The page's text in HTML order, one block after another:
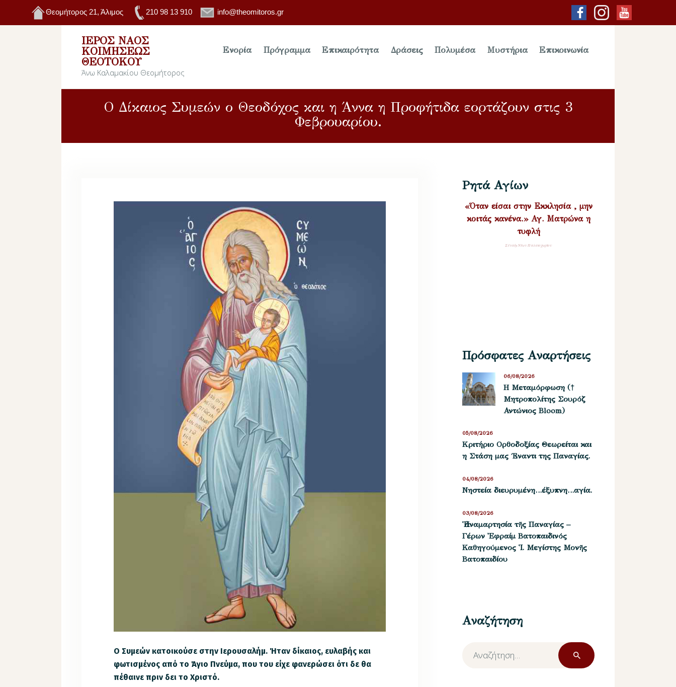
Θεομήτορος 21, Άλιμος 210 98 13 910 info@theomitoros.gr
ΙΕΡΌΣ ΝΑΌΣ
ΚΟΙΜΉΣΕΩΣ
ΘΕΟΤΌΚΟΥ
Άνω Καλαμακίου Θεομήτορος
Ενορία Πρόγραμμα Επικαιρότητα Δράσεις Πολυμέσα Μυστήρια Επικοινωνία
Ο Δίκαιος Συμεών ο Θεοδόχος και η Άννα η Προφήτιδα εορτάζουν στις 3
Φεβρουαρίου.
Ο Συμεών κατοικούσε στην Ιερουσαλήμ. Ήταν δίκαιος, ευλαβής και
φωτισμένος από το Άγιο Πνεύμα, που του είχε φανερώσει ότι δε θα
πέθαινε πριν δει το Χριστό.
Ρητά Αγίων
«Όταν είσαι στην Εκκλησία , μην
κοιτάς κανένα.» Αγ. Ματρώνα η
τυφλή
Σύναξη Νέων Παλαιοχωρίου
Πρόσφατες Αναρτήσεις
Η Μεταμόρφωση (†
Μητροπολίτης Σουρόζ
Αντώνιος Bloom)
06/08/2026
Kριτήριο Oρθοδοξίας Θεωρείται και
η Στάση μας ΄Εναντι της Παναγίας.
05/08/2026
Νηστεία διευρυμένη…έξυπνη…αγία.
04/08/2026
Ἡ ἀναμαρτησία τῆς Παναγίας –
Γέρων Ἐφραίμ Βατοπαιδινός
Καθηγούμενος Ἱ. Μεγίστης Μονῆς
Βατοπαιδίου
03/08/2026
Αναζήτηση
Αναζήτηση
για: